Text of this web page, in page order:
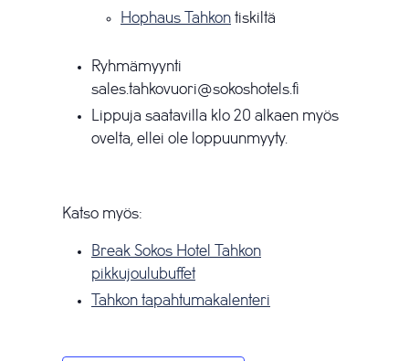
Hophaus Tahkon tiskiltä
Ryhmämyynti
sales.tahkovuori@sokoshotels.fi
Lippuja saatavilla klo 20 alkaen myös
ovelta, ellei ole loppuunmyyty.
Katso myös:
Break Sokos Hotel Tahkon
pikkujoulubuffet
Tahkon tapahtumakalenteri